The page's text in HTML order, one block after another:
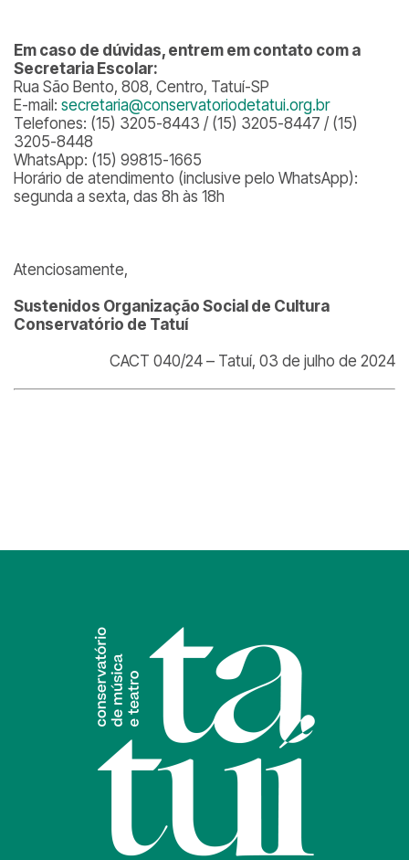
Em caso de dúvidas, entrem em contato com a
Secretaria Escolar:
Rua São Bento, 808, Centro, Tatuí-SP
E-mail: secretaria@conservatoriodetatui.org.br
Telefones: (15) 3205-8443 / (15) 3205-8447 / (15)
3205-8448
WhatsApp: (15) 99815-1665
Horário de atendimento (inclusive pelo WhatsApp):
segunda a sexta, das 8h às 18h
Atenciosamente,
Sustenidos Organização Social de Cultura
Conservatório de Tatuí
CACT 040/24 – Tatuí, 03 de julho de 2024